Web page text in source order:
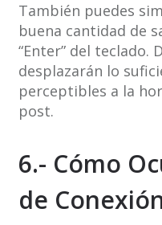
También puedes
buena cantidad de
“Enter” del teclado.
desplazarán lo
perceptibles a la
post.
6.- Cómo
de